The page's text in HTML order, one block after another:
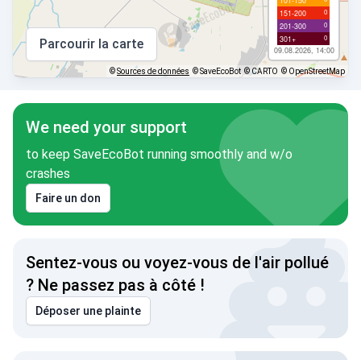
151-200 0
201-300 0
301+ 0
09.08.2026, 14:00
Parcourir la carte
©Sources de données © SaveEcoBot © CARTO © OpenStreetMap
We need your support
to keep SaveEcoBot running smoothly and w/o
crashes
Faire un don
Sentez-vous ou voyez-vous de l'air pollué
? Ne passez pas à côté !
Déposer une plainte